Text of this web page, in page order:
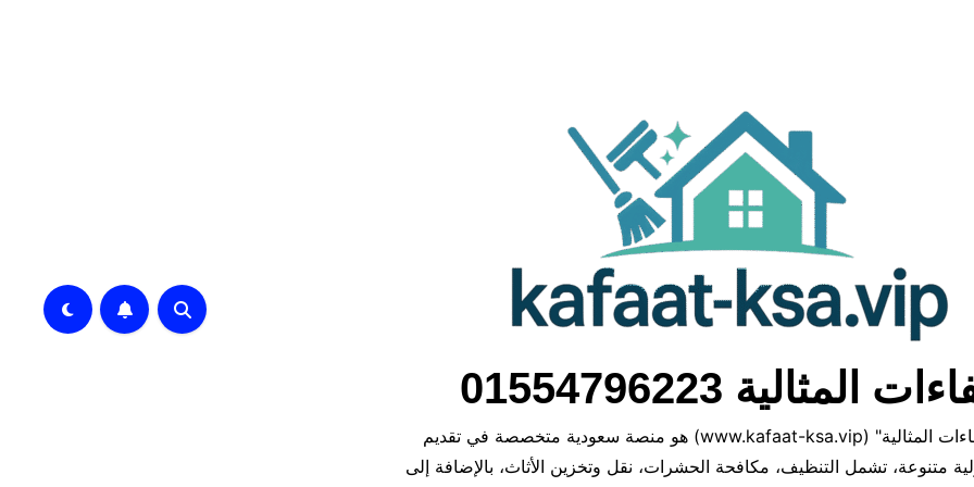
المثالية 01554796223
موقع "كفاءات المثالية" (www.kafaat-ksa.vip) هو منصة سعودية متخصصة في تقديم
متنوعة، تشمل التنظيف، مكافحة الحشرات، نقل وتخزين الأثاث، بالإضافة إلى